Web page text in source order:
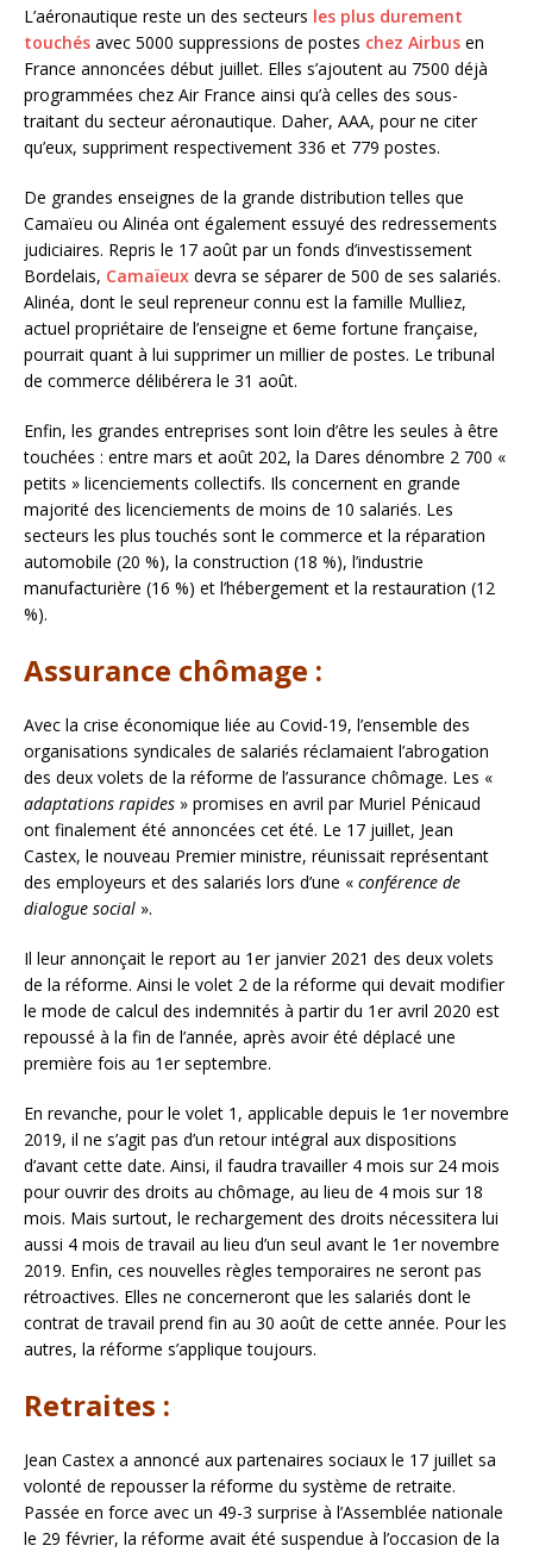
L’aéronautique reste un des secteurs les plus durement
touchés avec 5000 suppressions de postes chez Airbus en
France annoncées début juillet. Elles s’ajoutent au 7500 déjà
programmées chez Air France ainsi qu’à celles des sous-
traitant du secteur aéronautique. Daher, AAA, pour ne citer
qu’eux, suppriment respectivement 336 et 779 postes.
De grandes enseignes de la grande distribution telles que
Camaïeu ou Alinéa ont également essuyé des redressements
judiciaires. Repris le 17 août par un fonds d’investissement
Bordelais, Camaïeux devra se séparer de 500 de ses salariés.
Alinéa, dont le seul repreneur connu est la famille Mulliez,
actuel propriétaire de l’enseigne et 6eme fortune française,
pourrait quant à lui supprimer un millier de postes. Le tribunal
de commerce délibérera le 31 août.
Enfin, les grandes entreprises sont loin d’être les seules à être
touchées : entre mars et août 202, la Dares dénombre 2 700 «
petits » licenciements collectifs. Ils concernent en grande
majorité des licenciements de moins de 10 salariés. Les
secteurs les plus touchés sont le commerce et la réparation
automobile (20 %), la construction (18 %), l’industrie
manufacturière (16 %) et l’hébergement et la restauration (12
%).
Assurance chômage :
Avec la crise économique liée au Covid-19, l’ensemble des
organisations syndicales de salariés réclamaient l’abrogation
des deux volets de la réforme de l’assurance chômage. Les «
adaptations rapides » promises en avril par Muriel Pénicaud
ont finalement été annoncées cet été. Le 17 juillet, Jean
Castex, le nouveau Premier ministre, réunissait représentant
des employeurs et des salariés lors d’une « conférence de
dialogue social ».
Il leur annonçait le report au 1er janvier 2021 des deux volets
de la réforme. Ainsi le volet 2 de la réforme qui devait modifier
le mode de calcul des indemnités à partir du 1er avril 2020 est
repoussé à la fin de l’année, après avoir été déplacé une
première fois au 1er septembre.
En revanche, pour le volet 1, applicable depuis le 1er novembre
2019, il ne s’agit pas d’un retour intégral aux dispositions
d’avant cette date. Ainsi, il faudra travailler 4 mois sur 24 mois
pour ouvrir des droits au chômage, au lieu de 4 mois sur 18
mois. Mais surtout, le rechargement des droits nécessitera lui
aussi 4 mois de travail au lieu d’un seul avant le 1er novembre
2019. Enfin, ces nouvelles règles temporaires ne seront pas
rétroactives. Elles ne concerneront que les salariés dont le
contrat de travail prend fin au 30 août de cette année. Pour les
autres, la réforme s’applique toujours.
Retraites :
Jean Castex a annoncé aux partenaires sociaux le 17 juillet sa
volonté de repousser la réforme du système de retraite.
Passée en force avec un 49-3 surprise à l’Assemblée nationale
le 29 février, la réforme avait été suspendue à l’occasion de la